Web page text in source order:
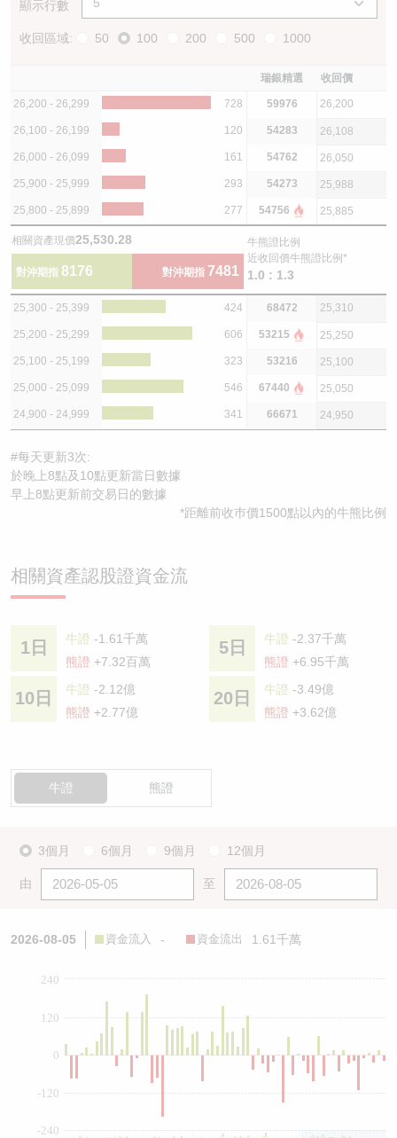
顯示行數
收回區域: 50 100 200 500 1000
瑞銀精選 收回價
26,200 - 26,299 728 59976 26,200
26,100 - 26,199 120 54283 26,108
26,000 - 26,099 161 54762 26,050
25,900 - 25,999 293 54273 25,988
25,800 - 25,899 277 54756 25,885
相關資產現價25,530.28
對沖期指 8176 對沖期指 7481
牛熊證比例
近收回價牛熊證比例*
1.0 : 1.3
25,300 - 25,399 424 68472 25,310
25,200 - 25,299 606 53215 25,250
25,100 - 25,199 323 53216 25,100
25,000 - 25,099 546 67440 25,050
24,900 - 24,999 341 66671 24,950
#每天更新3次:
於晚上8點及10點更新當日數據
早上8點更新前交易日的數據
*距離前收巿價1500點以內的牛熊比例
相關資產認股證資金流
1日 牛證 -1.61千萬
熊證 +7.32百萬
5日 牛證 -2.37千萬
熊證 +6.95千萬
10日 牛證 -2.12億
熊證 +2.77億
20日 牛證 -3.49億
熊證 +3.62億
牛證 熊證
3個月 6個月 9個月 12個月
由 至
2026-08-05 資金流入 - 資金流出 1.61千萬
0
-240
-120
120
240